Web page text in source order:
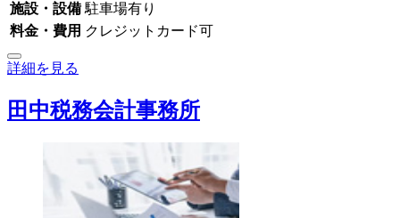
施設・設備 駐車場有り
料金・費用 クレジットカード可
詳細を見る
田中税務会計事務所